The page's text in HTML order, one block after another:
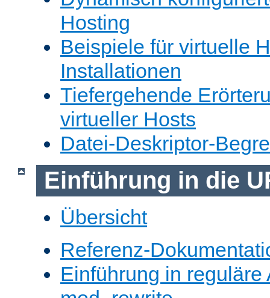
Hosting
Beispiele für virtuelle
Installationen
Tiefergehende
virtueller Hosts
Datei-Deskriptor-
Einführung in die
Übersicht
Referenz-
Einführung in reguläre